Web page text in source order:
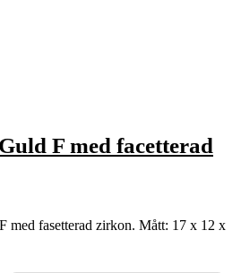
F med facetterad
med fasetterad zirkon. Mått: 17 x 12 x